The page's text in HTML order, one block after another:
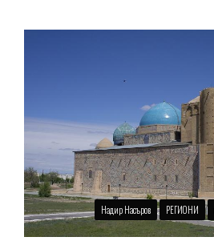
Надир Насъров РЕГИОНИ